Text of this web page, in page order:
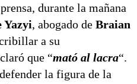
durante la mañana
Yazyi, abogado de Braian
a su
que “mató al lacra“.
la figura de la